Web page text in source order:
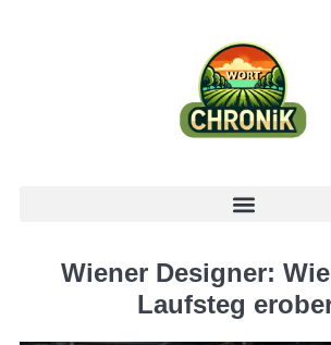
Wiener Designer:
Laufsteg